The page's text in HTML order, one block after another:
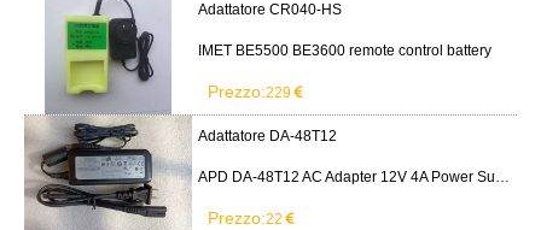
Adattatore CR040-HS
IMET BE5500 BE3600 remote control battery
Prezzo:229
Adattatore DA-48T12
APD DA-48T12 AC Adapter 12V 4A Power Supply Cord
Prezzo:22